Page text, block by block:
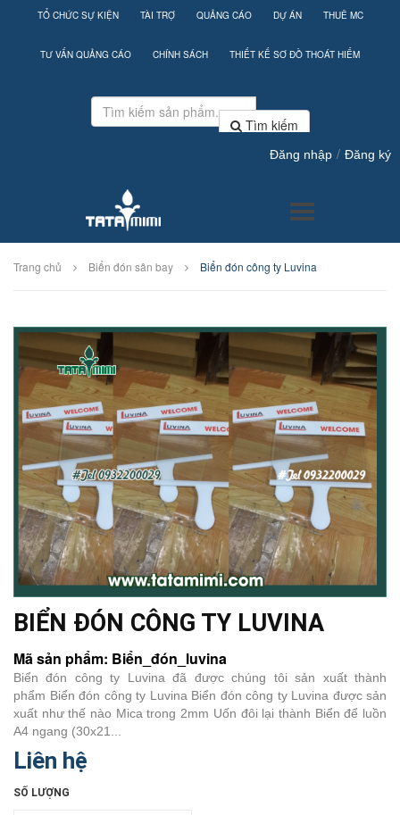
TỔ CHỨC SỰ KIỆN TÀI TRỢ QUẢNG CÁO DỰ ÁN THUÊ MC
TƯ VẤN QUẢNG CÁO CHÍNH SÁCH THIẾT KẾ SƠ ĐỒ THOÁT HIỂM
Tìm kiếm
Đăng nhập / Đăng ký
Trang chủ Biển đón sân bay Biển đón công ty Luvina
BIỂN ĐÓN CÔNG TY LUVINA
Mã sản phẩm: Biển_đón_luvina
Biển đón công ty Luvina đã được chúng tôi sản xuất thành
phẩm Biển đón công ty Luvina Biển đón công ty Luvina được sản
xuất như thế nào Mica trong 2mm Uốn đôi lại thành Biển để luồn
A4 ngang (30x21...
Liên hệ
SỐ LƯỢNG